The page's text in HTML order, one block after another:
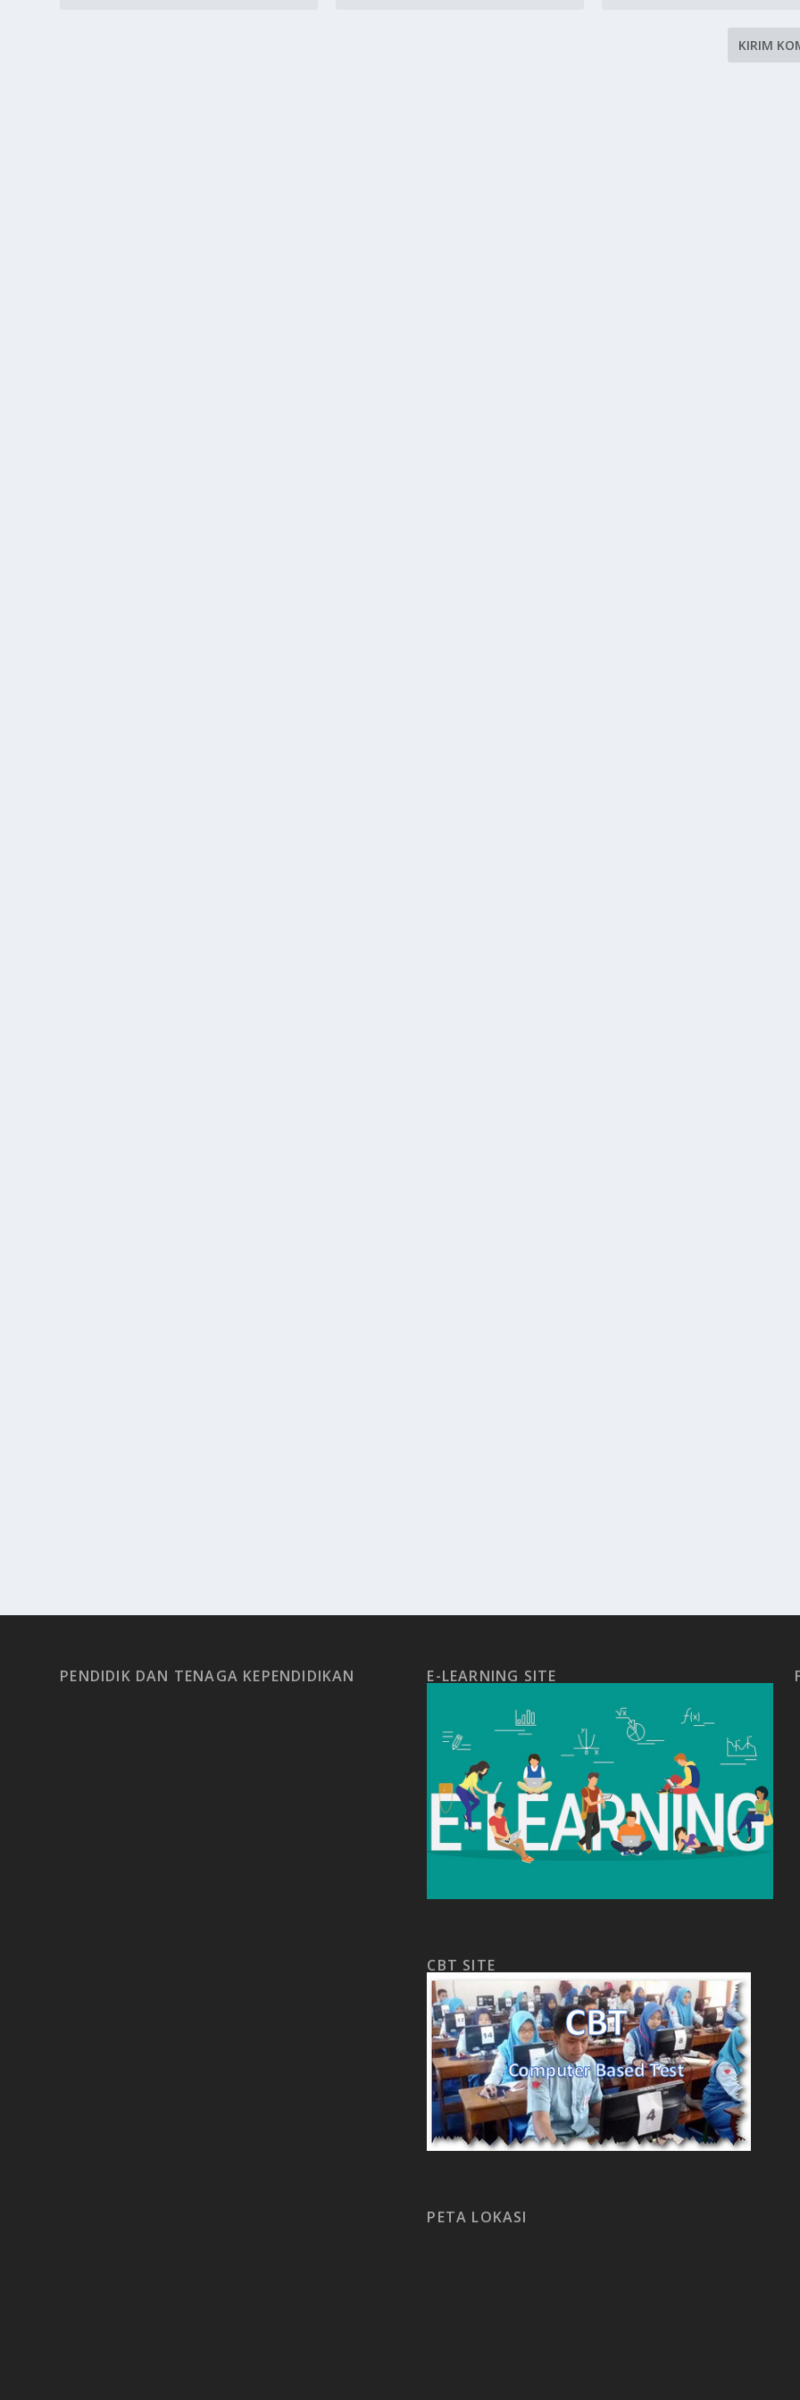
PENDIDIK DAN TENAGA KEPENDIDIKAN E-LEARNING SITE
CBT SITE
PETA LOKASI